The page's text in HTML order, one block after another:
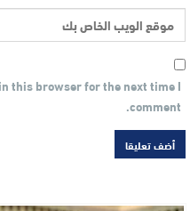
this browser for the next time I
comment.